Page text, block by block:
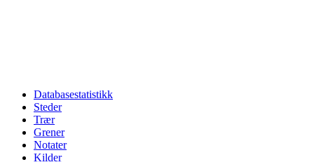
Databasestatistikk
Steder
Trær
Grener
Notater
Kilder